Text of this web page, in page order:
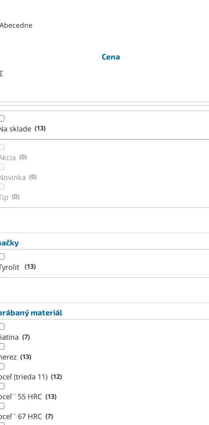
Abecedne
Cena
sklade 13
0
0
0
13
materiál
7
13
(trieda 11) 12
˂ 55 HRC 13
˂ 67 HRC 7